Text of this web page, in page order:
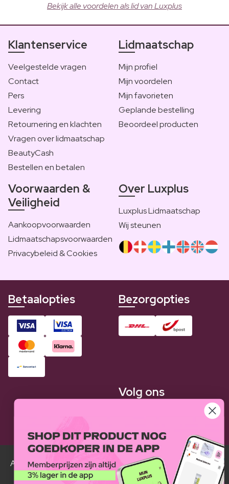
Bekijk alle voordelen als lid van Luxplus
Klantenservice
Veelgestelde vragen
Contact
Pers
Levering
Retournering en klachten
Vragen over lidmaatschap
BeautyCash
Bestellen en betalen
Lidmaatschap
Mijn profiel
Mijn voordelen
Mijn favorieten
Geplande bestelling
Beoordeel producten
Voorwaarden &
Veiligheid
Aankoopvoorwaarden
Lidmaatschapsvoorwaarden
Privacybeleid & Cookies
Over Luxplus
Luxplus Lidmaatschap
Wij steunen
Betaalopties Bezorgopties
Volg ons
Alle Luxplus ledenprijzen zijn weergegeven in vergelijking
met de normale prijzen.